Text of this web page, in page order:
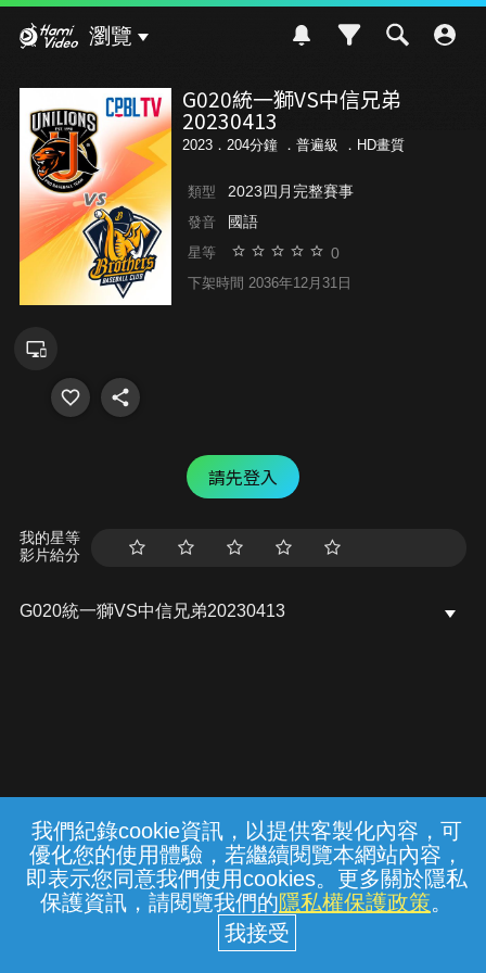
我們紀錄cookie資訊，以提供客製化內容，可
優化您的使用體驗，若繼續閱覽本網站內容，
即表示您同意我們使用cookies。更多關於隱私
保護資訊，請閱覽我們的隱私權保護政策。
瀏覽
G020統一獅VS中信兄弟
20230413
2023．204分鐘 ． 普遍級 ．HD畫質
類型 2023四月完整賽事
發音 國語
星等 0
下架時間 2036年12月31日
請先登入
我的星等
影片給分
G020統一獅VS中信兄弟20230413
常見問題 線上客服 服務條款 隱私權保護
中華電信股份有限公司個人家庭分公司
(統一編號：96979949) © 2026
{{notifyMsg}}